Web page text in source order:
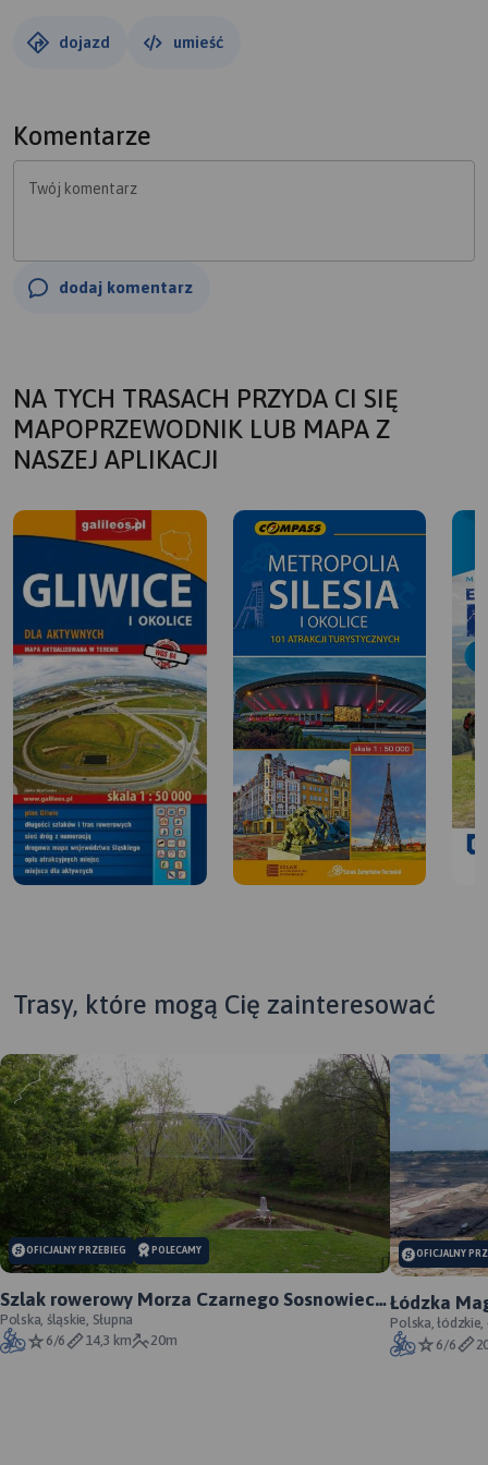
dojazd umieść
Komentarze
Twój komentarz
dodaj komentarz
NA TYCH TRASACH PRZYDA CI SIĘ
MAPOPRZEWODNIK LUB MAPA Z
NASZEJ APLIKACJI
MAPA TURYSTYCZNA W
APLIKACJI TRASEO
MAPA TURYSTYCZNA W
APLIKACJI TRASEO
Trasy, które mogą Cię zainteresować
OFICJALNY PRZEBIEG POLECAMY
Szlak rowerowy Morza Czarnego Sosnowiec -
oficjalny przebieg
Polska, śląskie, Słupna
6/6
14,3 km 20m
OFICJALNY
Łódzka
Polska, łódzkie,
6/6